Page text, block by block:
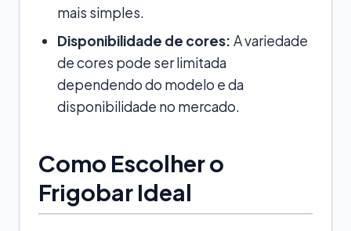
mais simples.
Disponibilidade de cores: A variedade
de cores pode ser limitada
dependendo do modelo e da
disponibilidade no mercado.
Como Escolher o
Frigobar Ideal